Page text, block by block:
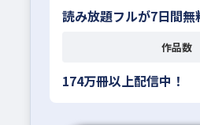
読み放題フルが7日間無
作品数
174万冊以上配信中！